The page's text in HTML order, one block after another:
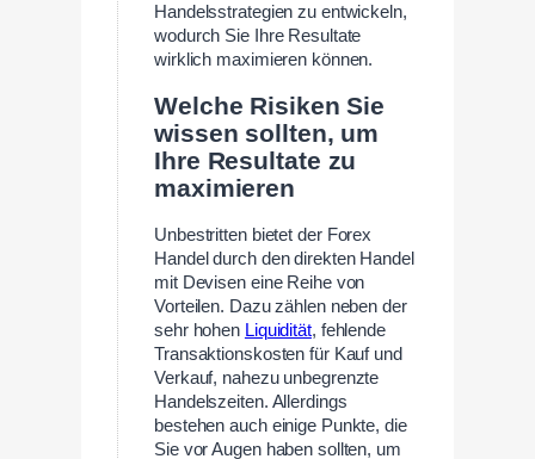
Handelsstrategien zu entwickeln,
wodurch Sie Ihre Resultate
wirklich maximieren können.
Welche Risiken Sie
wissen sollten, um
Ihre Resultate zu
maximieren
Unbestritten bietet der Forex
Handel durch den direkten Handel
mit Devisen eine Reihe von
Vorteilen. Dazu zählen neben der
sehr hohen Liquidität, fehlende
Transaktionskosten für Kauf und
Verkauf, nahezu unbegrenzte
Handelszeiten. Allerdings
bestehen auch einige Punkte, die
Sie vor Augen haben sollten, um